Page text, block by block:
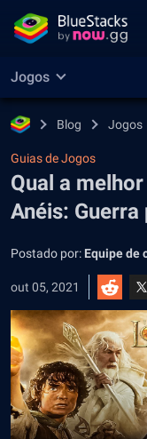
Jogos
Blog Jogos
Guias de Jogos
Qual a
Anéis:
Postado por: Equipe de
out 05, 2021